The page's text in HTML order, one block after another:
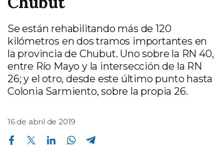
Se están rehabilitando más de 120
kilómetros en dos tramos importantes en
la provincia de Chubut. Uno sobre la RN 40,
entre Río Mayo y la intersección de la RN
26; y el otro, desde este último punto hasta
Colonia Sarmiento, sobre la propia 26.
16 de abril de 2019
Compartir en Facebook Compartir en Twitter Compartir en Linkedin Compartir en Whatsapp